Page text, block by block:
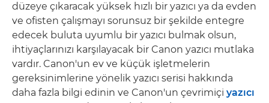
düzeye çıkaracak yüksek hızlı bir yazıcı ya da evden
ve ofisten çalışmayı sorunsuz bir şekilde entegre
edecek buluta uyumlu bir yazıcı bulmak olsun,
ihtiyaçlarınızı karşılayacak bir Canon yazıcı mutlaka
vardır. Canon'un ev ve küçük işletmelerin
gereksinimlerine yönelik yazıcı serisi hakkında
daha fazla bilgi edinin ve Canon'un çevrimiçi yazıcı